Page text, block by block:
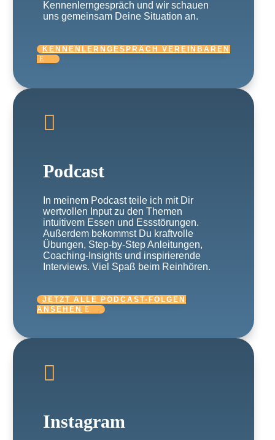
Kennenlerngespräch und wir schauen
uns gemeinsam Deine Situation an.
KENNENLERNGESPRÄCH VEREINBAREN

Podcast
In meinem Podcast teile ich mit Dir
wertvollen Input zu den Themen
intuitivem Essen und Essstörungen.
Außerdem bekommst Du kraftvolle
Übungen, Step-by-Step Anleitungen,
Coaching-Insights und inspirierende
Interviews. Viel Spaß beim Reinhören.
JETZT ALLE PODCAST-FOLGEN
ANSEHEN

Instagram